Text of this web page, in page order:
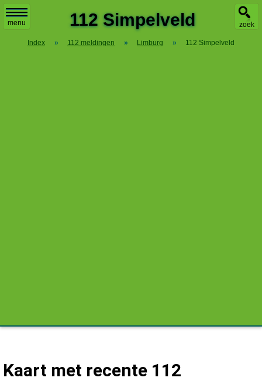
menu zoek
112 Simpelveld
Index » 112 meldingen » Limburg » 112 Simpelveld
Kaart met recente 112